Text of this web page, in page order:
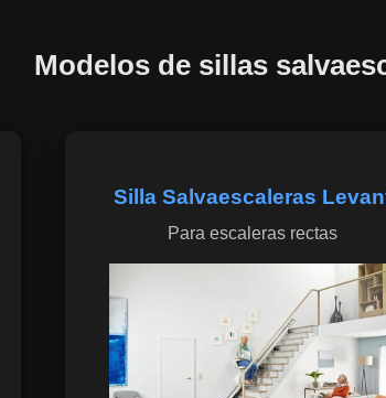
Modelos de sillas
Silla Salvaescaleras
Para escaleras rectas